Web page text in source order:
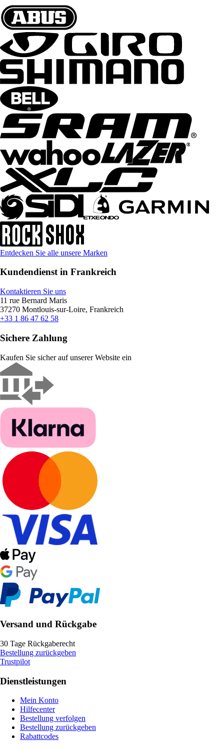
Entdecken Sie alle unsere Marken
Kundendienst in Frankreich
Kontaktieren Sie uns
11 rue Bernard Maris
37270 Montlouis-sur-Loire, Frankreich
+33 1 86 47 62 58
Sichere Zahlung
Kaufen Sie sicher auf unserer Website ein
Versand und Rückgabe
30 Tage Rückgaberecht
Bestellung zurückgeben
Trustpilot
Dienstleistungen
Mein Konto
Hilfecenter
Bestellung verfolgen
Bestellung zurückgeben
Rabattcodes